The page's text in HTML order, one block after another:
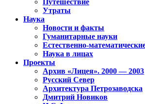
Путешествие
Утраты
Наука
Новости и факты
Гуманитарные науки
Естественно-
Наука в лицах
Проекты
Архив «Лицея». 2000 — 2003
Русский Север
Архитектура Петрозаводска
Дмитрий Новиков